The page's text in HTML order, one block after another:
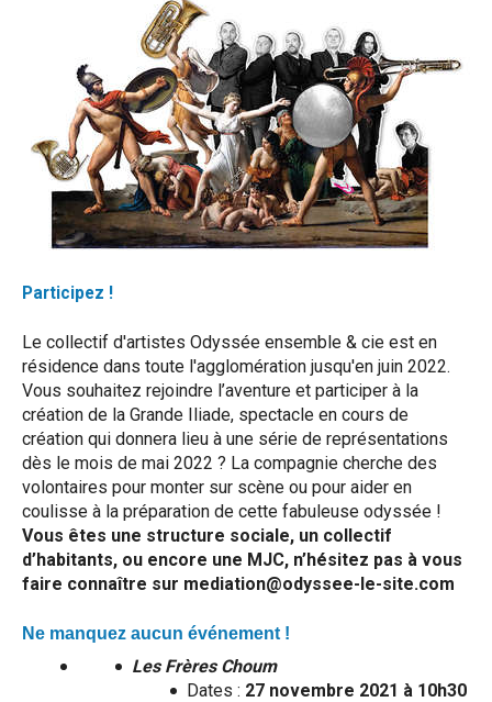
Participez !
Le collectif d'artistes Odyssée ensemble & cie est en
résidence dans toute l'agglomération jusqu'en juin 2022.
Vous souhaitez rejoindre l’aventure et participer à la
création de la Grande Iliade, spectacle en cours de
création qui donnera lieu à une série de représentations
dès le mois de mai 2022 ? La compagnie cherche des
volontaires pour monter sur scène ou pour aider en
coulisse à la préparation de cette fabuleuse odyssée !
Vous êtes une structure sociale, un collectif
d’habitants, ou encore une MJC, n’hésitez pas à vous
faire connaître sur mediation@odyssee-le-site.com
Ne manquez aucun événement !
Les Frères Choum
Dates : 27 novembre 2021 à 10h30